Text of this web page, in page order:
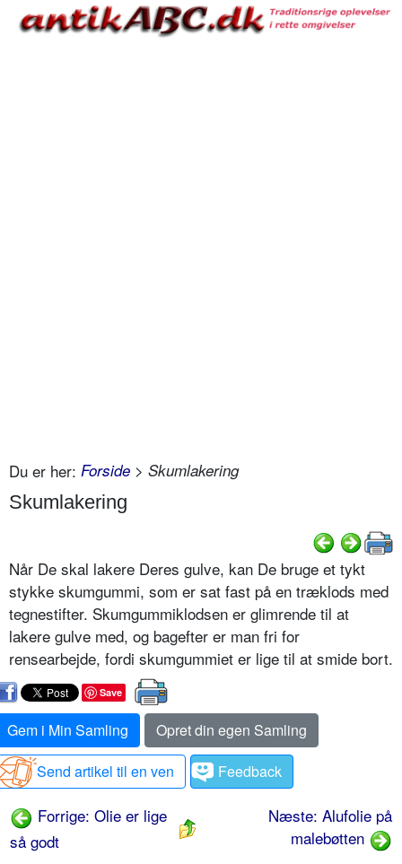
Du er her: Forside > Skumlakering
Skumlakering
Når De skal lakere Deres gulve, kan De bruge et tykt
stykke skumgummi, som er sat fast på en træklods med
tegnestifter. Skumgummiklodsen er glimrende til at
lakere gulve med, og bagefter er man fri for
rensearbejde, fordi skumgummiet er lige til at smide bort.
Save
Gem i Min Samling
Opret din egen Samling
Send artikel til en ven
Feedback
Forrige: Olie er lige
så godt
Næste: Alufolie på
malebøtten